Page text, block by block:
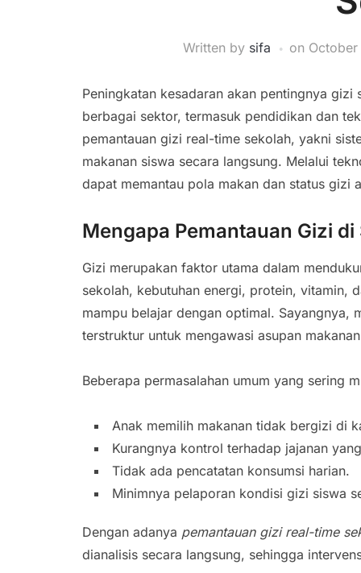
Written by sifa on
Peningkatan kesadaran akan pentingnya
berbagai sektor, termasuk pendidikan dan
pemantauan gizi real-time sekolah, yakni
makanan siswa secara langsung. Melalui
dapat memantau pola makan dan status gizi
Mengapa Pemantauan Gizi
Gizi merupakan faktor utama dalam
sekolah, kebutuhan energi, protein, vitamin,
mampu belajar dengan optimal. Sayangnya,
terstruktur untuk mengawasi asupan
Beberapa permasalahan umum yang sering
Anak memilih makanan tidak bergizi di
Kurangnya kontrol terhadap jajanan
Tidak ada pencatatan konsumsi harian.
Minimnya pelaporan kondisi gizi siswa
Dengan adanya pemantauan gizi real-time
dianalisis secara langsung, sehingga